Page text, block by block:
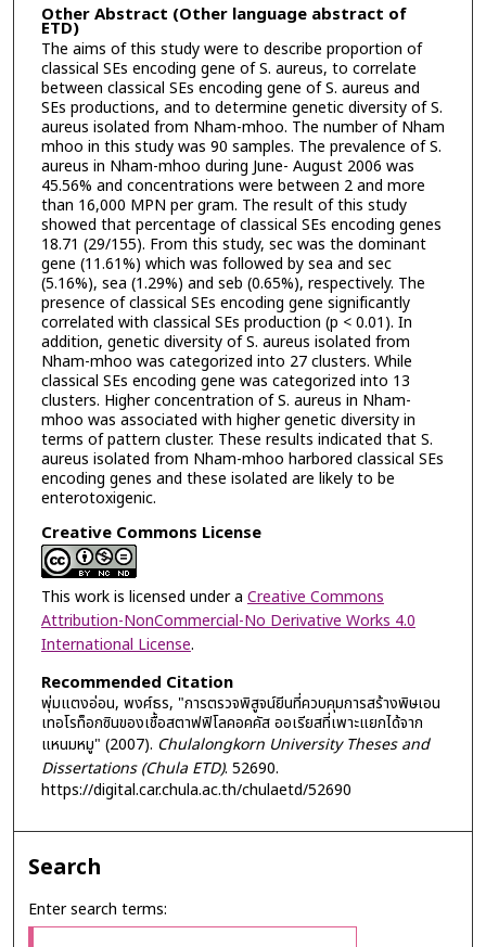
Other Abstract (Other language abstract of
ETD)
The aims of this study were to describe proportion of
classical SEs encoding gene of S. aureus, to correlate
between classical SEs encoding gene of S. aureus and
SEs productions, and to determine genetic diversity of S.
aureus isolated from Nham-mhoo. The number of Nham
mhoo in this study was 90 samples. The prevalence of S.
aureus in Nham-mhoo during June- August 2006 was
45.56% and concentrations were between 2 and more
than 16,000 MPN per gram. The result of this study
showed that percentage of classical SEs encoding genes
18.71 (29/155). From this study, sec was the dominant
gene (11.61%) which was followed by sea and sec
(5.16%), sea (1.29%) and seb (0.65%), respectively. The
presence of classical SEs encoding gene significantly
correlated with classical SEs production (p < 0.01). In
addition, genetic diversity of S. aureus isolated from
Nham-mhoo was categorized into 27 clusters. While
classical SEs encoding gene was categorized into 13
clusters. Higher concentration of S. aureus in Nham-
mhoo was associated with higher genetic diversity in
terms of pattern cluster. These results indicated that S.
aureus isolated from Nham-mhoo harbored classical SEs
encoding genes and these isolated are likely to be
enterotoxigenic.
Creative Commons License
This work is licensed under a Creative Commons
Attribution-NonCommercial-No Derivative Works 4.0
International License.
Recommended Citation
พุ่มแตงอ่อน, พงศ์ธร, "การตรวจพิสูจน์ยีนที่ควบคุมการสร้างพิษเอน
เทอโรท็อกซินของเชื้อสตาฟฟิโลคอคคัส ออเรียสที่เพาะแยกได้จาก
แหนมหมู" (2007). Chulalongkorn University Theses and
Dissertations (Chula ETD). 52690.
https://digital.car.chula.ac.th/chulaetd/52690
Search
Enter search terms: